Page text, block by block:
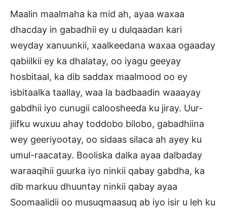
Maalin maalmaha ka mid ah, ayaa waxaa
dhacday in gabadhii ey u dulqaadan kari
weyday xanuunkii, xaalkeedana waxaa ogaaday
qabiilkii ey ka dhalatay, oo iyagu geeyay
hosbitaal, ka dib saddax maalmood oo ey
isbitaalka taallay, waa la badbaadin waaayay
gabdhii iyo cunugii caloosheeda ku jiray. Uur-
jiifku wuxuu ahay toddobo bilobo, gabadhiina
wey geeriyootay, oo sidaas silaca ah ayey ku
umul-raacatay. Booliska dalka ayaa dalbaday
waraaqihii guurka iyo ninkii qabay gabdha, ka
dib markuu dhuuntay ninkii qabay ayaa
Soomaalidii oo musuqmaasuq ab iyo isir u leh ku